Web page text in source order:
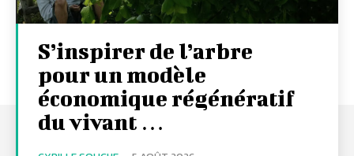
S’inspirer de l’arbre
pour un modèle
économique régénératif
du vivant …